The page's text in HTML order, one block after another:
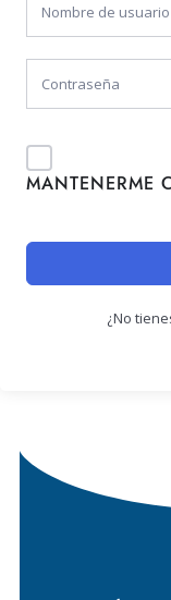
MANTENERME
¿No